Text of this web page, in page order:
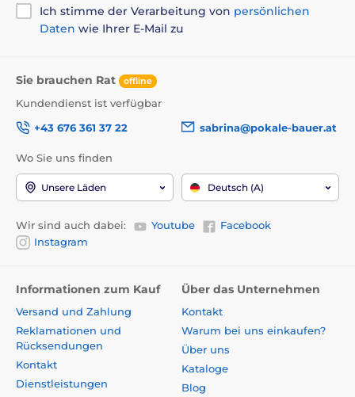
Ich stimme der Verarbeitung von persönlichen
Daten wie Ihrer E-Mail zu
Sie brauchen Rat offline
Kundendienst ist verfügbar
+43 676 361 37 22
sabrina@pokale-bauer.at
Wo Sie uns finden
Unsere Läden Deutsch (A)
Wir sind auch dabei: Youtube
Facebook
Instagram
Informationen zum Kauf
Versand und Zahlung
Reklamationen und
Rücksendungen
Kontakt
Dienstleistungen
Über das Unternehmen
Kontakt
Warum bei uns einkaufen?
Über uns
Kataloge
Blog